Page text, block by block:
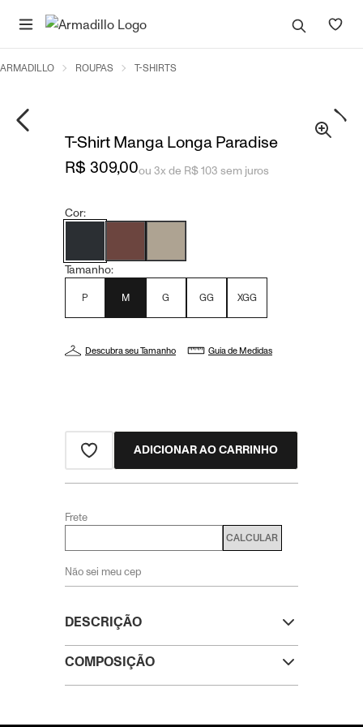
ARMADILLO ROUPAS T-SHIRTS
T-Shirt Manga Longa Paradise
DESCRIÇÃO
COMPOSIÇÃO
R$ 309,00ou 3x de R$ 103 sem juros
Cor:
Tamanho:
P M G GG XGG
Descubra seu Tamanho Guia de Medidas
ADICIONAR AO CARRINHO
Frete
CALCULAR
Não sei meu cep